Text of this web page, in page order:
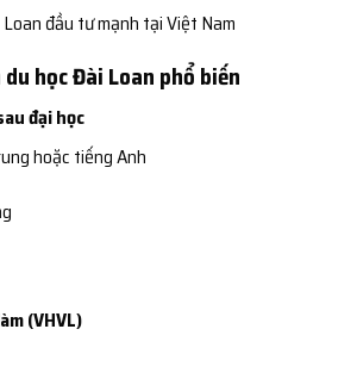
đầu tư mạnh tại Việt Nam
học Đài Loan phổ biến
đại học
hoặc tiếng Anh
(VHVL)